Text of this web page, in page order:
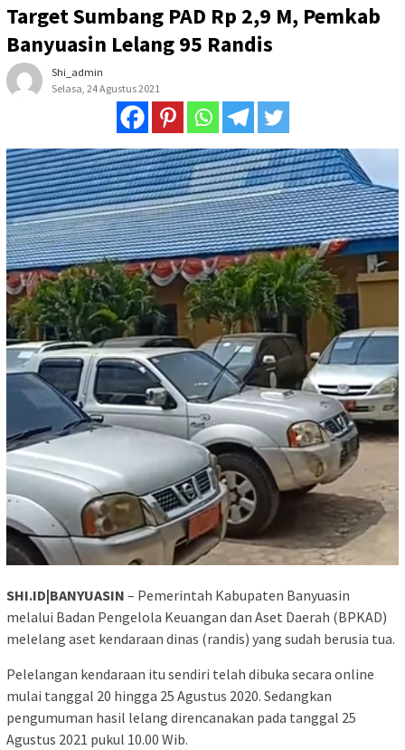
Target Sumbang PAD Rp 2,9 M, Pemkab
Banyuasin Lelang 95 Randis
Shi_admin
Selasa, 24 Agustus 2021
SHI.ID|BANYUASIN – Pemerintah Kabupaten Banyuasin
melalui Badan Pengelola Keuangan dan Aset Daerah (BPKAD)
melelang aset kendaraan dinas (randis) yang sudah berusia tua.
Pelelangan kendaraan itu sendiri telah dibuka secara online
mulai tanggal 20 hingga 25 Agustus 2020. Sedangkan
pengumuman hasil lelang direncanakan pada tanggal 25
Agustus 2021 pukul 10.00 Wib.